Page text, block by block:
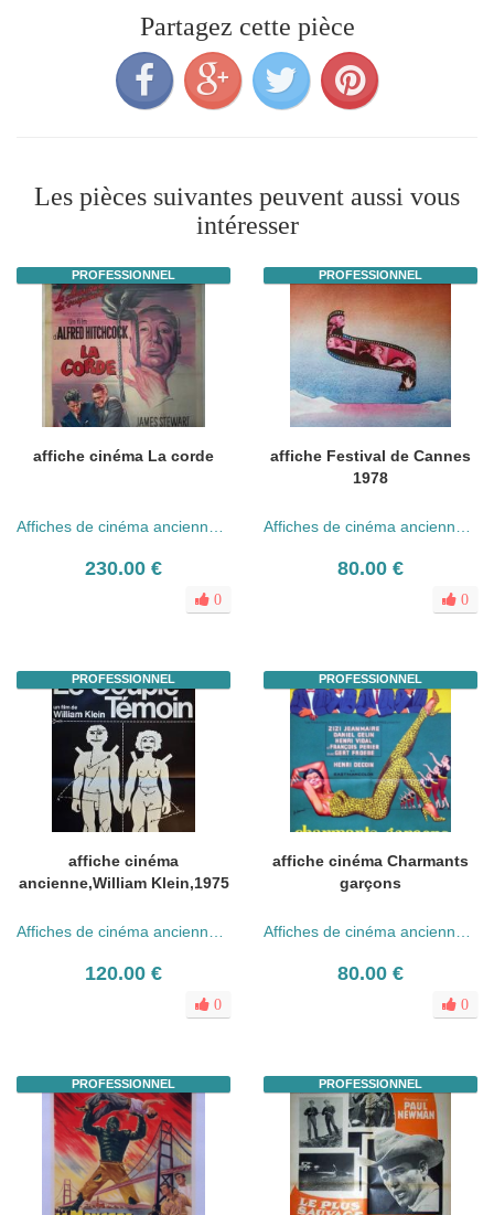
Partagez cette pièce
Les pièces suivantes peuvent aussi vous
intéresser
PROFESSIONNEL
affiche cinéma La corde
Affiches de cinéma anciennes (années 30 - 80)
230.00 €
0
PROFESSIONNEL
affiche Festival de Cannes
1978
Affiches de cinéma anciennes (années 30 - 80)
80.00 €
0
PROFESSIONNEL
affiche cinéma
ancienne,William Klein,1975
120.00 €
0
PROFESSIONNEL
affiche cinéma Charmants
garçons
80.00 €
0
PROFESSIONNEL PROFESSIONNEL